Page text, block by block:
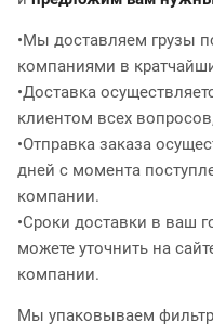
•Мы доставляем грузы
компаниями в
•Доставка
клиентом всех
•Отправка заказа
дней с момента
компании.
•Сроки доставки в ваш
можете уточнить на
компании.
Мы упаковываем